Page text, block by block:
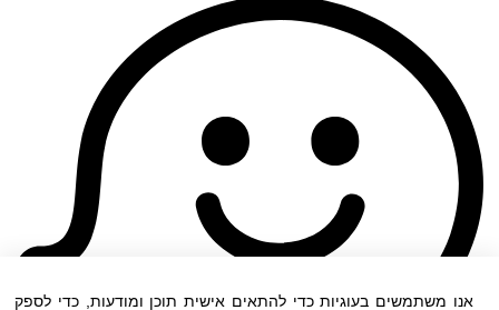
אנו משתמשים בעוגיות כדי להתאים אישית תוכן ומודעות, כדי לספק